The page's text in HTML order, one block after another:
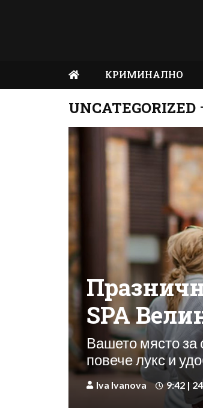
КРИМИНАЛНО
UNCATEGORIZED
SPA
Вашето място за
повече лукс и
Iva Ivanova 9:42 |